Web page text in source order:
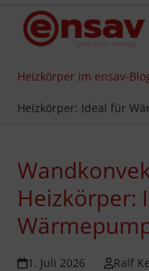
Open
mobile
menu
Close
mobile
menu
Heizkörper im ensav-
Heizkörper: Ideal für
Heizkörper:
1. Juli 2026 Ralf